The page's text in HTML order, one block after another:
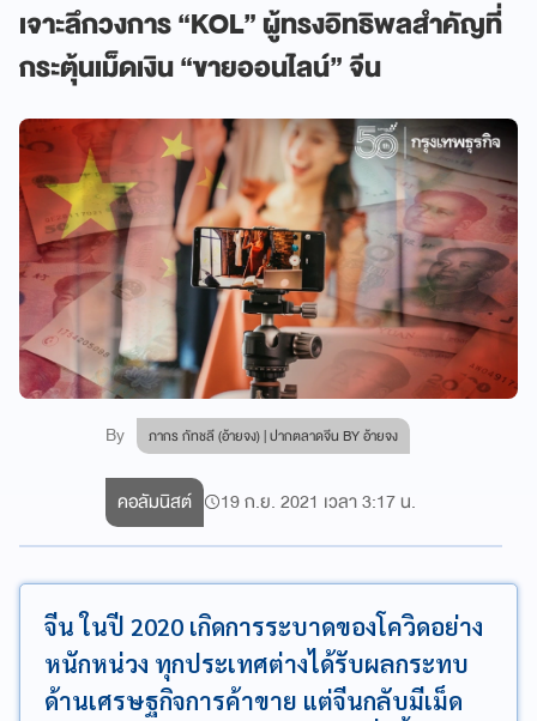
เจาะลึกวงการ “KOL” ผู้ทรงอิทธิพลสำคัญที่
กระตุ้นเม็ดเงิน “ขายออนไลน์” จีน
By ภากร กัทชลี (อ้ายจง) | ปากตลาดจีน BY อ้ายจง
คอลัมนิสต์ 19 ก.ย. 2021 เวลา 3:17 น.
จีน ในปี 2020 เกิดการระบาดของโควิดอย่าง
หนักหน่วง ทุกประเทศต่างได้รับผลกระทบ
ด้านเศรษฐกิจการค้าขาย แต่จีนกลับมีเม็ด